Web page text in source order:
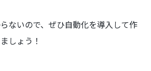
ないので、ぜひ自動化を導入して作
しょう！